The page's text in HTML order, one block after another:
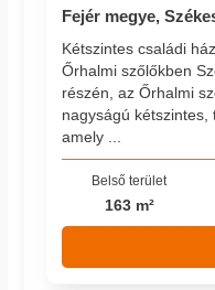
Fejér megye,
Kétszintes családi
Őrhalmi szőlőkben
részén, az Őrhalmi
nagyságú kétszintes,
amely ...
Belső terület
163 m²